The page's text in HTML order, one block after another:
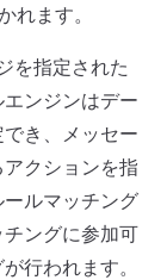
れます。
を指定された
ンジンはデー
き、メッセー
クションを指
ルマッチング
ングに参加可
行われます。